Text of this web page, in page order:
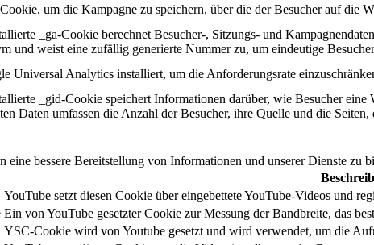
um die Kampagne zu speichern, über die der Besucher auf die
_ga-Cookie berechnet Besucher-, Sitzungs- und
und weist eine zufällig generierte Nummer zu, um eindeutige
Universal Analytics installiert, um die Anforderungsrate
_gid-Cookie speichert Informationen darüber, wie Besucher
Daten umfassen die Anzahl der Besucher, ihre Quelle und die Seiten,
eine bessere Bereitstellung von Informationen und unserer Dienste zu
YouTube setzt diesen Cookie über eingebettete YouTube-Videos und
Ein von YouTube gesetzter Cookie zur Messung der Bandbreite, das
YSC-Cookie wird von Youtube gesetzt und wird verwendet, um die